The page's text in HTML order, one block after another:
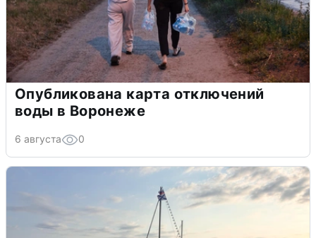
Опубликована карта отключений
воды в Воронеже
6 августа 0